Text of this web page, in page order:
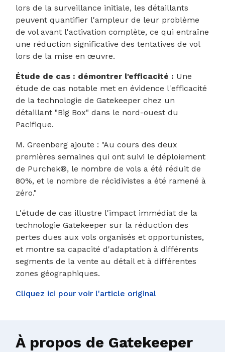
lors de la surveillance initiale, les détaillants
peuvent quantifier l'ampleur de leur problème
de vol avant l'activation complète, ce qui entraîne
une réduction significative des tentatives de vol
lors de la mise en œuvre.
Étude de cas : démontrer l'efficacité : Une
étude de cas notable met en évidence l'efficacité
de la technologie de Gatekeeper chez un
détaillant "Big Box" dans le nord-ouest du
Pacifique.
M. Greenberg ajoute : "Au cours des deux
premières semaines qui ont suivi le déploiement
de Purchek®, le nombre de vols a été réduit de
80%, et le nombre de récidivistes a été ramené à
zéro."
L'étude de cas illustre l'impact immédiat de la
technologie Gatekeeper sur la réduction des
pertes dues aux vols organisés et opportunistes,
et montre sa capacité d'adaptation à différents
segments de la vente au détail et à différentes
zones géographiques.
Cliquez ici pour voir l'article original
À propos de Gatekeeper